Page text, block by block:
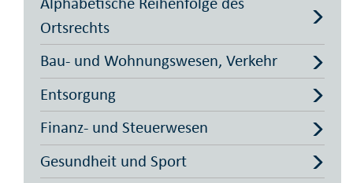
Ortsrechts
Bau- und Wohnungswesen, Verkehr
Entsorgung
Finanz- und Steuerwesen
Gesundheit und Sport